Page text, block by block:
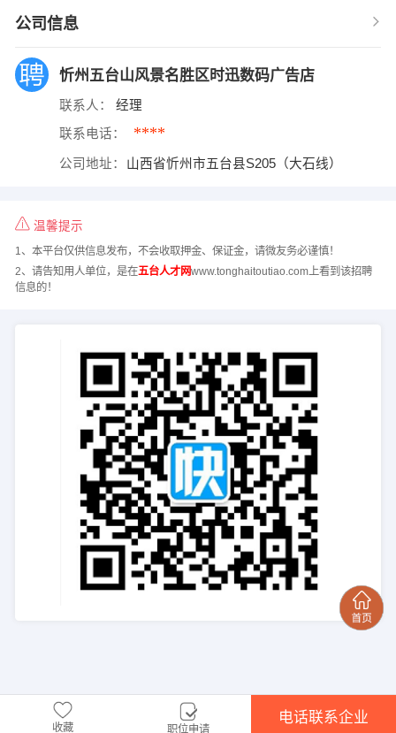
公司信息
忻州五台山风景名胜区时迅数码广告店
联系人： 经理
联系电话： ****
公司地址： 山西省忻州市五台县S205（大石线）
温馨提示
1、本平台仅供信息发布，不会收取押金、保证金，请微友务必谨慎！
2、请告知用人单位，是在五台人才网www.tonghaitoutiao.com上看到该招聘
信息的！
收藏 职位申请
电话联系企业